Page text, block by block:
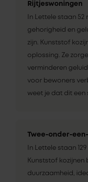
Rijtjeswoningen
In Lettele staan
gehorigheid en
zijn. Kunststof
oplossing. Ze
verminderen
voor bewoners
weet je dat dit een
Twee-onder-
In Lettele staan
Kunststof kozijnen
duurzaamheid,